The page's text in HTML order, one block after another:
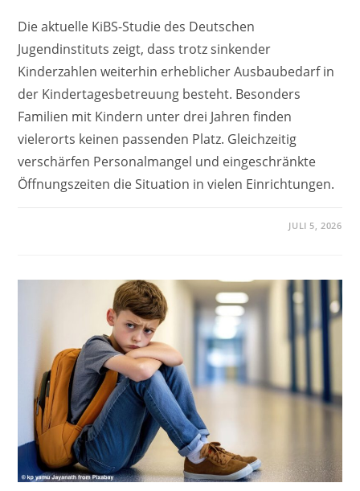
Die aktuelle KiBS-Studie des Deutschen
Jugendinstituts zeigt, dass trotz sinkender
Kinderzahlen weiterhin erheblicher Ausbaubedarf in
der Kindertagesbetreuung besteht. Besonders
Familien mit Kindern unter drei Jahren finden
vielerorts keinen passenden Platz. Gleichzeitig
verschärfen Personalmangel und eingeschränkte
Öffnungszeiten die Situation in vielen Einrichtungen.
JULI 5, 2026